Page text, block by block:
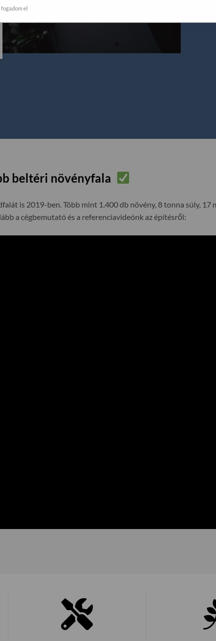
beltéri növényfala
is 2019-ben. Több mint 1.400 db növény, 8 tonna súly, 17
a cégbemutató és a referenciavideónk az építésről:
fogadom el